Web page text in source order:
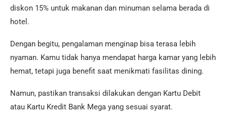
diskon 15% untuk makanan dan minuman selama berada di
hotel.
Dengan begitu, pengalaman menginap bisa terasa lebih
nyaman. Kamu tidak hanya mendapat harga kamar yang lebih
hemat, tetapi juga benefit saat menikmati fasilitas dining.
Namun, pastikan transaksi dilakukan dengan Kartu Debit
atau Kartu Kredit Bank Mega yang sesuai syarat.